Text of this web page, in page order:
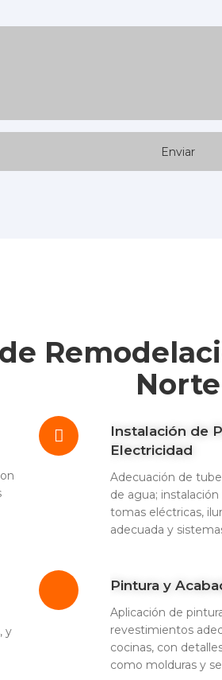
Norte
Instalación de
Electricidad
Adecuación de
de agua;
tomas eléctricas,
adecuada y
y
Pintura y
Aplicación de
revestimientos
cocinas, con
como molduras y